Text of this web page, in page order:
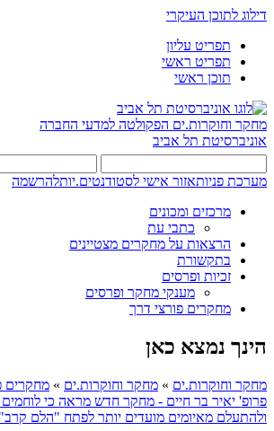
דילוג לתוכן העיקרי
תפריט עליון
תפריט ראשי
תוכן ראשי
מחקר וחוקרות.ים הפקולטה למדעי החברה
אוניברסיטת תל אביב
מערכת פניותאזור אישי לסטודנטים.יותלהרשמה
מרכזים ומכונים
כתבי עת
הרצאות על מחקרים מצטיינים
בתקשורת
זכיות ופרסים
מענקי מחקר ופרסים
מחקרים פורצי דרך
הינך נמצא כאן
מחקר וחוקרות.ים » מחקר וחוקרות.ים » מחקרים
פרופ' יאיר בר חיים - מחקר חדש מראה כי לוחמים
ולהתעלם מאיומים מועדים יותר לפתח "הלם קרב"